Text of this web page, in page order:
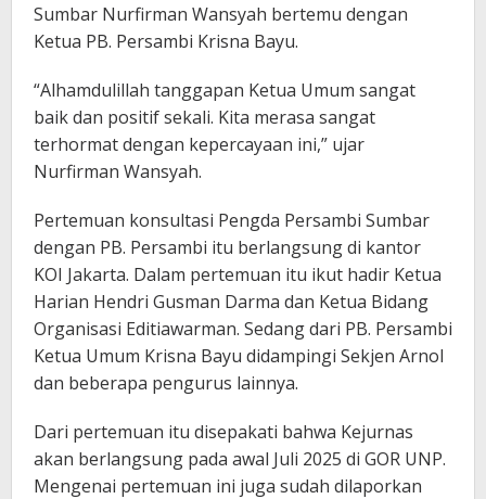
Sumbar Nurfirman Wansyah bertemu dengan
Ketua PB. Persambi Krisna Bayu.
“Alhamdulillah tanggapan Ketua Umum sangat
baik dan positif sekali. Kita merasa sangat
terhormat dengan kepercayaan ini,” ujar
Nurfirman Wansyah.
Pertemuan konsultasi Pengda Persambi Sumbar
dengan PB. Persambi itu berlangsung di kantor
KOI Jakarta. Dalam pertemuan itu ikut hadir Ketua
Harian Hendri Gusman Darma dan Ketua Bidang
Organisasi Editiawarman. Sedang dari PB. Persambi
Ketua Umum Krisna Bayu didampingi Sekjen Arnol
dan beberapa pengurus lainnya.
Dari pertemuan itu disepakati bahwa Kejurnas
akan berlangsung pada awal Juli 2025 di GOR UNP.
Mengenai pertemuan ini juga sudah dilaporkan